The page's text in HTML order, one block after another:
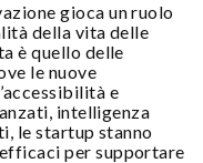
gioca un ruolo
della vita delle
è quello delle
le nuove
e
intelligenza
le startup stanno
per supportare